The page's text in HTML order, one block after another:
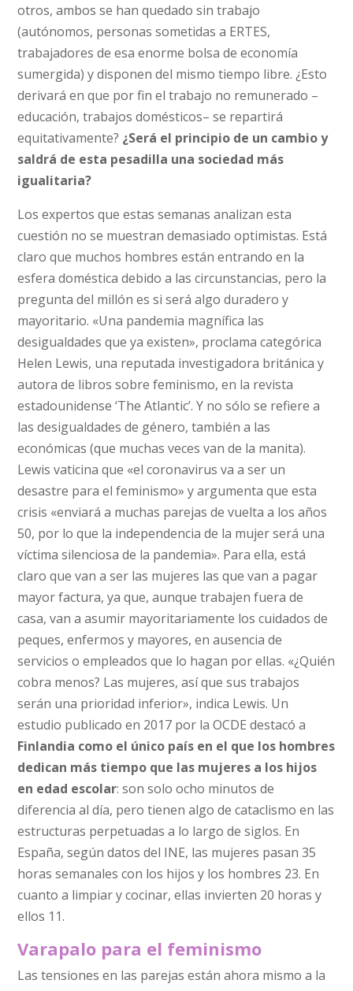
otros, ambos se han quedado sin trabajo
(autónomos, personas sometidas a ERTES,
trabajadores de esa enorme bolsa de economía
sumergida) y disponen del mismo tiempo libre. ¿Esto
derivará en que por fin el trabajo no remunerado –
educación, trabajos domésticos– se repartirá
equitativamente? ¿Será el principio de un cambio y
saldrá de esta pesadilla una sociedad más
igualitaria?
Los expertos que estas semanas analizan esta
cuestión no se muestran demasiado optimistas. Está
claro que muchos hombres están entrando en la
esfera doméstica debido a las circunstancias, pero la
pregunta del millón es si será algo duradero y
mayoritario. «Una pandemia magnífica las
desigualdades que ya existen», proclama categórica
Helen Lewis, una reputada investigadora británica y
autora de libros sobre feminismo, en la revista
estadounidense ‘The Atlantic’. Y no sólo se refiere a
las desigualdades de género, también a las
económicas (que muchas veces van de la manita).
Lewis vaticina que «el coronavirus va a ser un
desastre para el feminismo» y argumenta que esta
crisis «enviará a muchas parejas de vuelta a los años
50, por lo que la independencia de la mujer será una
víctima silenciosa de la pandemia». Para ella, está
claro que van a ser las mujeres las que van a pagar
mayor factura, ya que, aunque trabajen fuera de
casa, van a asumir mayoritariamente los cuidados de
peques, enfermos y mayores, en ausencia de
servicios o empleados que lo hagan por ellas. «¿Quién
cobra menos? Las mujeres, así que sus trabajos
serán una prioridad inferior», indica Lewis. Un
estudio publicado en 2017 por la OCDE destacó a
Finlandia como el único país en el que los hombres
dedican más tiempo que las mujeres a los hijos
en edad escolar: son solo ocho minutos de
diferencia al día, pero tienen algo de cataclismo en las
estructuras perpetuadas a lo largo de siglos. En
España, según datos del INE, las mujeres pasan 35
horas semanales con los hijos y los hombres 23. En
cuanto a limpiar y cocinar, ellas invierten 20 horas y
ellos 11.
Varapalo para el feminismo
Las tensiones en las parejas están ahora mismo a la